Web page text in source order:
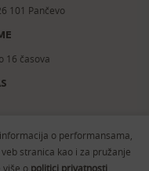
101 Pančevo
16 časova
o performansama,
stranica kao i za pružanje
više o politici privatnosti